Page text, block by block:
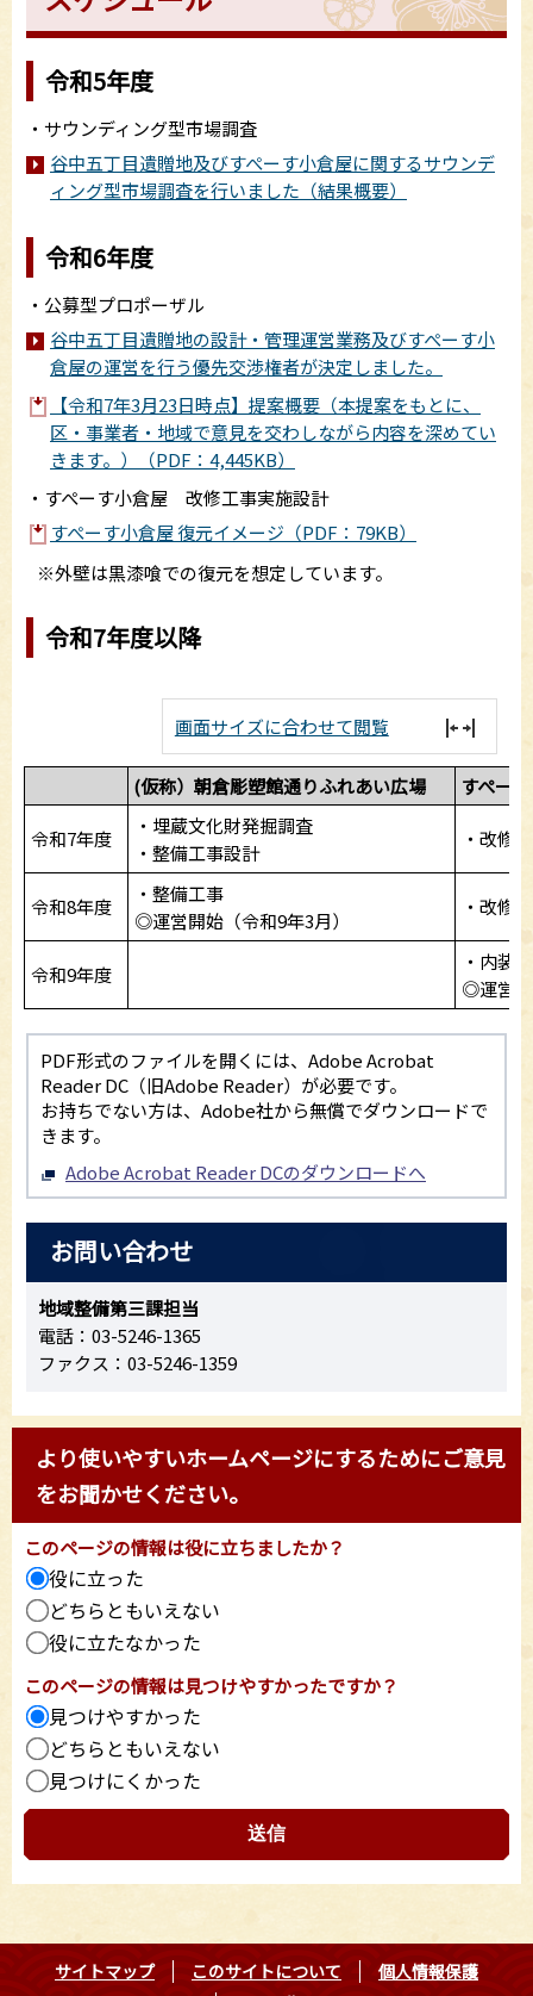
令和5年度
・サウンディング型市場調査
谷中五丁目遺贈地及びすぺーす小倉屋に関するサウンデ
ィング型市場調査を行いました（結果概要）
令和6年度
・公募型プロポーザル
谷中五丁目遺贈地の設計・管理運営業務及びすぺーす小
倉屋の運営を行う優先交渉権者が決定しました。
【令和7年3月23日時点】提案概要（本提案をもとに、
区・事業者・地域で意見を交わしながら内容を深めてい
きます。）（PDF：4,445KB）
・すぺーす小倉屋 改修工事実施設計
すぺーす小倉屋 復元イメージ（PDF：79KB）
※外壁は黒漆喰での復元を想定しています。
令和7年度以降
画面サイズに合わせて閲覧
(仮称）朝倉彫塑館通りふれあい広場 すぺー
令和7年度
・埋蔵文化財発掘調査
・整備工事設計
・改修
令和8年度
・整備工事
◎運営開始（令和9年3月）
・改修
令和9年度
・内装
◎運営
PDF形式のファイルを開くには、Adobe Acrobat
Reader DC（旧Adobe Reader）が必要です。
お持ちでない方は、Adobe社から無償でダウンロードで
きます。
Adobe Acrobat Reader DCのダウンロードへ
お問い合わせ
地域整備第三課担当
電話：03-5246-1365
ファクス：03-5246-1359
より使いやすいホームページにするためにご意見
をお聞かせください。
このページの情報は役に立ちましたか？
役に立った
どちらともいえない
役に立たなかった
このページの情報は見つけやすかったですか？
見つけやすかった
どちらともいえない
見つけにくかった
サイトマップ このサイトについて
個人情報保護